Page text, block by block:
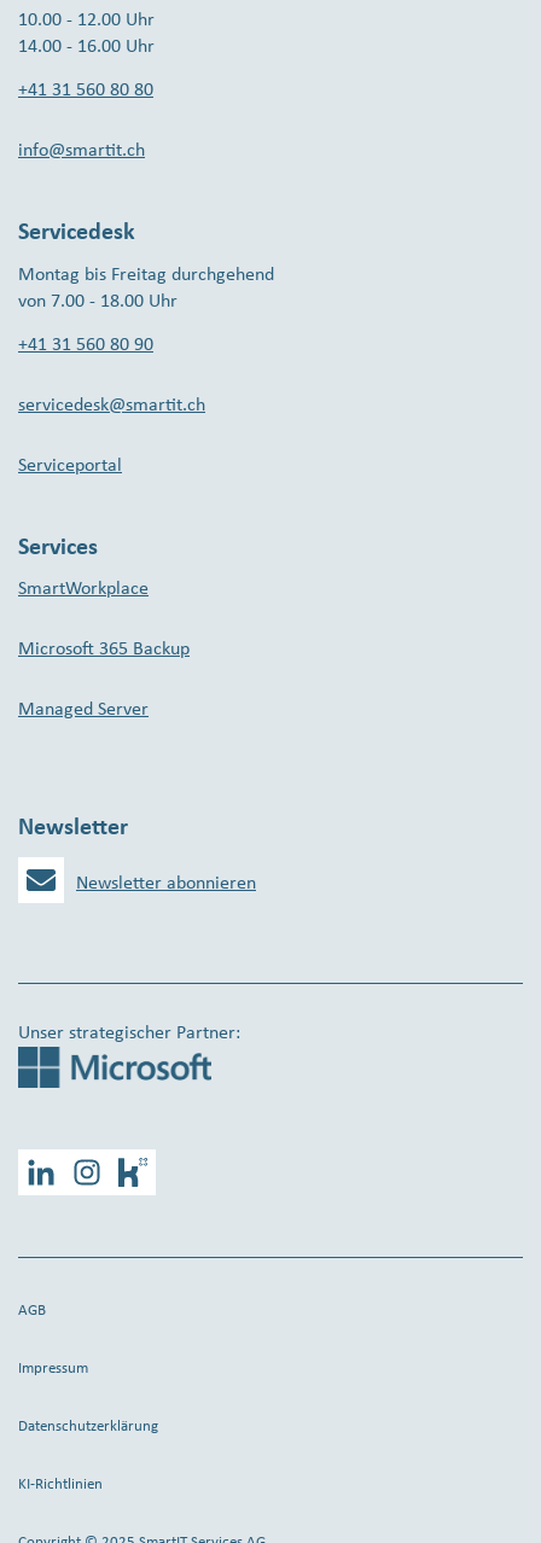
10.00 - 12.00 Uhr
14.00 - 16.00 Uhr
+41 31 560 80 80
info@smartit.ch
Servicedesk
Montag bis Freitag durchgehend
von 7.00 - 18.00 Uhr
+41 31 560 80 90
servicedesk@smartit.ch
Serviceportal
Services
SmartWorkplace
Microsoft 365 Backup
Managed Server
Newsletter
Newsletter abonnieren
Unser strategischer Partner:
LinkedInInstagramKununu
AGB
Impressum
Datenschutzerklärung
KI-Richtlinien